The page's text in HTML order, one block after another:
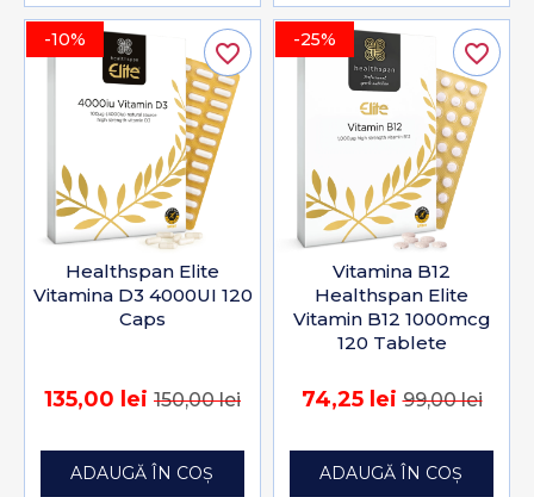
-10%
Healthspan Elite
Vitamina D3 4000UI 120
Caps
135,00 lei 150,00 lei
ADAUGĂ ÎN COȘ
favorite_border -25%
Vitamina B12
Healthspan Elite
Vitamin B12 1000mcg
120 Tablete
74,25 lei99,00 lei
ADAUGĂ ÎN COȘ
favorite_border